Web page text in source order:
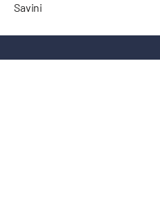
LACPLAY.IT
Savini